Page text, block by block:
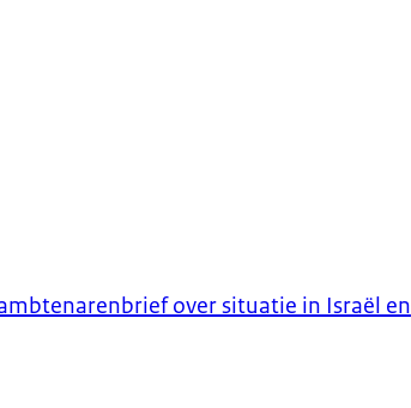
over situatie in Israël en